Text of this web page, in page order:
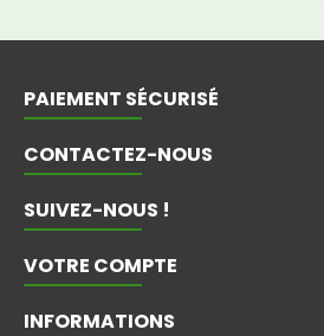
PAIEMENT SÉCURISÉ
CONTACTEZ-NOUS
SUIVEZ-NOUS !
VOTRE COMPTE
INFORMATIONS